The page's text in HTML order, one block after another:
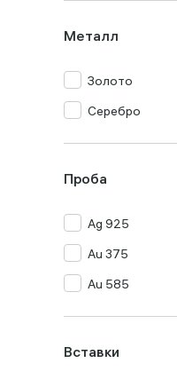
Металл
Золото
Серебро
Проба
Ag 925
Au 375
Au 585
Вставки